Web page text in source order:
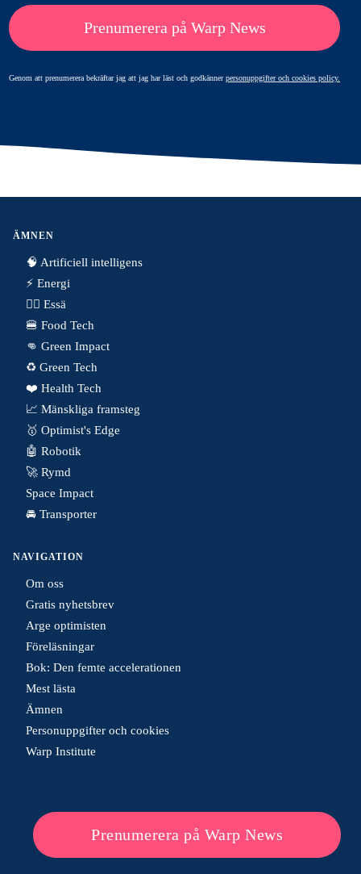
Prenumerera på Warp News
Genom att prenumerera bekräftar jag att jag har läst och godkännerpersonuppgifter och cookies policy.
ÄMNEN
🧠 Artificiell intelligens
⚡️ Energi
✍🏼 Essä
🍔 Food Tech
👊 Green Impact
♻️ Green Tech
❤️ Health Tech
📈 Mänskliga framsteg
🥇 Optimist's Edge
🤖 Robotik
🚀 Rymd
Space Impact
🚘 Transporter
NAVIGATION
Om oss
Gratis nyhetsbrev
Arge optimisten
Föreläsningar
Bok: Den femte accelerationen
Mest lästa
Ämnen
Personuppgifter och cookies
Warp Institute
Prenumerera på Warp News